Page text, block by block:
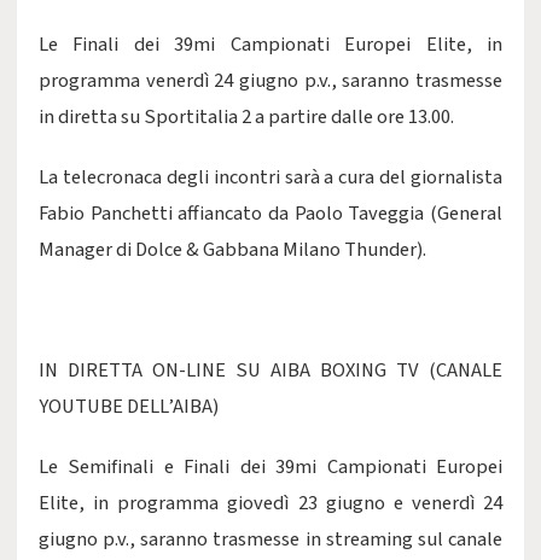
Le Finali dei 39mi Campionati Europei Elite, in
programma venerdì 24 giugno p.v., saranno trasmesse
in diretta su Sportitalia 2 a partire dalle ore 13.00.
La telecronaca degli incontri sarà a cura del giornalista
Fabio Panchetti affiancato da Paolo Taveggia (General
Manager di Dolce & Gabbana Milano Thunder).
IN DIRETTA ON-LINE SU AIBA BOXING TV (CANALE
YOUTUBE DELL’AIBA)
Le Semifinali e Finali dei 39mi Campionati Europei
Elite, in programma giovedì 23 giugno e venerdì 24
giugno p.v., saranno trasmesse in streaming sul canale